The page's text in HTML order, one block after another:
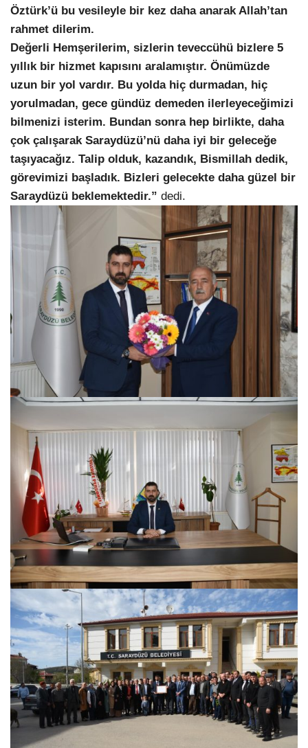
Öztürk’ü bu vesileyle bir kez daha anarak Allah’tan
rahmet dilerim.
Değerli Hemşerilerim, sizlerin teveccühü bizlere 5
yıllık bir hizmet kapısını aralamıştır. Önümüzde
uzun bir yol vardır. Bu yolda hiç durmadan, hiç
yorulmadan, gece gündüz demeden ilerleyeceğimizi
bilmenizi isterim. Bundan sonra hep birlikte, daha
çok çalışarak Saraydüzü’nü daha iyi bir geleceğe
taşıyacağız. Talip olduk, kazandık, Bismillah dedik,
görevimizi başladık. Bizleri gelecekte daha güzel bir
Saraydüzü beklemektedir.” dedi.